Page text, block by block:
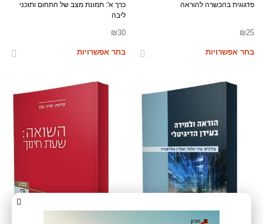
פדגוגית בהכשרה להוראה
₪25
בחר אפשרויות
כרך א': תמונת מצב של התחום ותוכני
ליבה
₪30
בחר אפשרויות